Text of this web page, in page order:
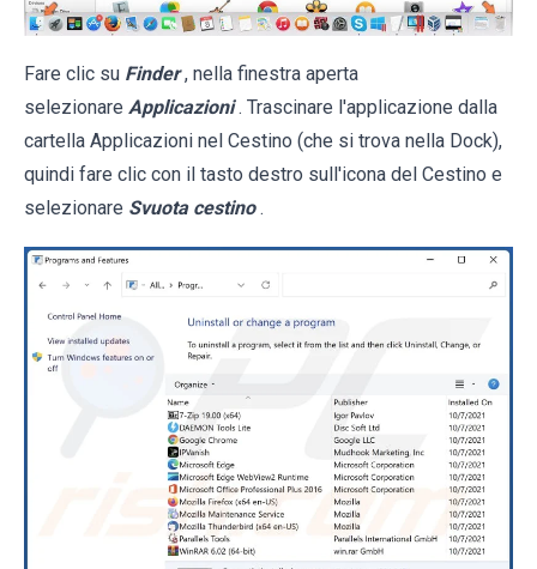
Fare clic su Finder , nella finestra aperta
selezionare Applicazioni . Trascinare l'applicazione dalla
cartella Applicazioni nel Cestino (che si trova nella Dock),
quindi fare clic con il tasto destro sull'icona del Cestino e
selezionare Svuota cestino .